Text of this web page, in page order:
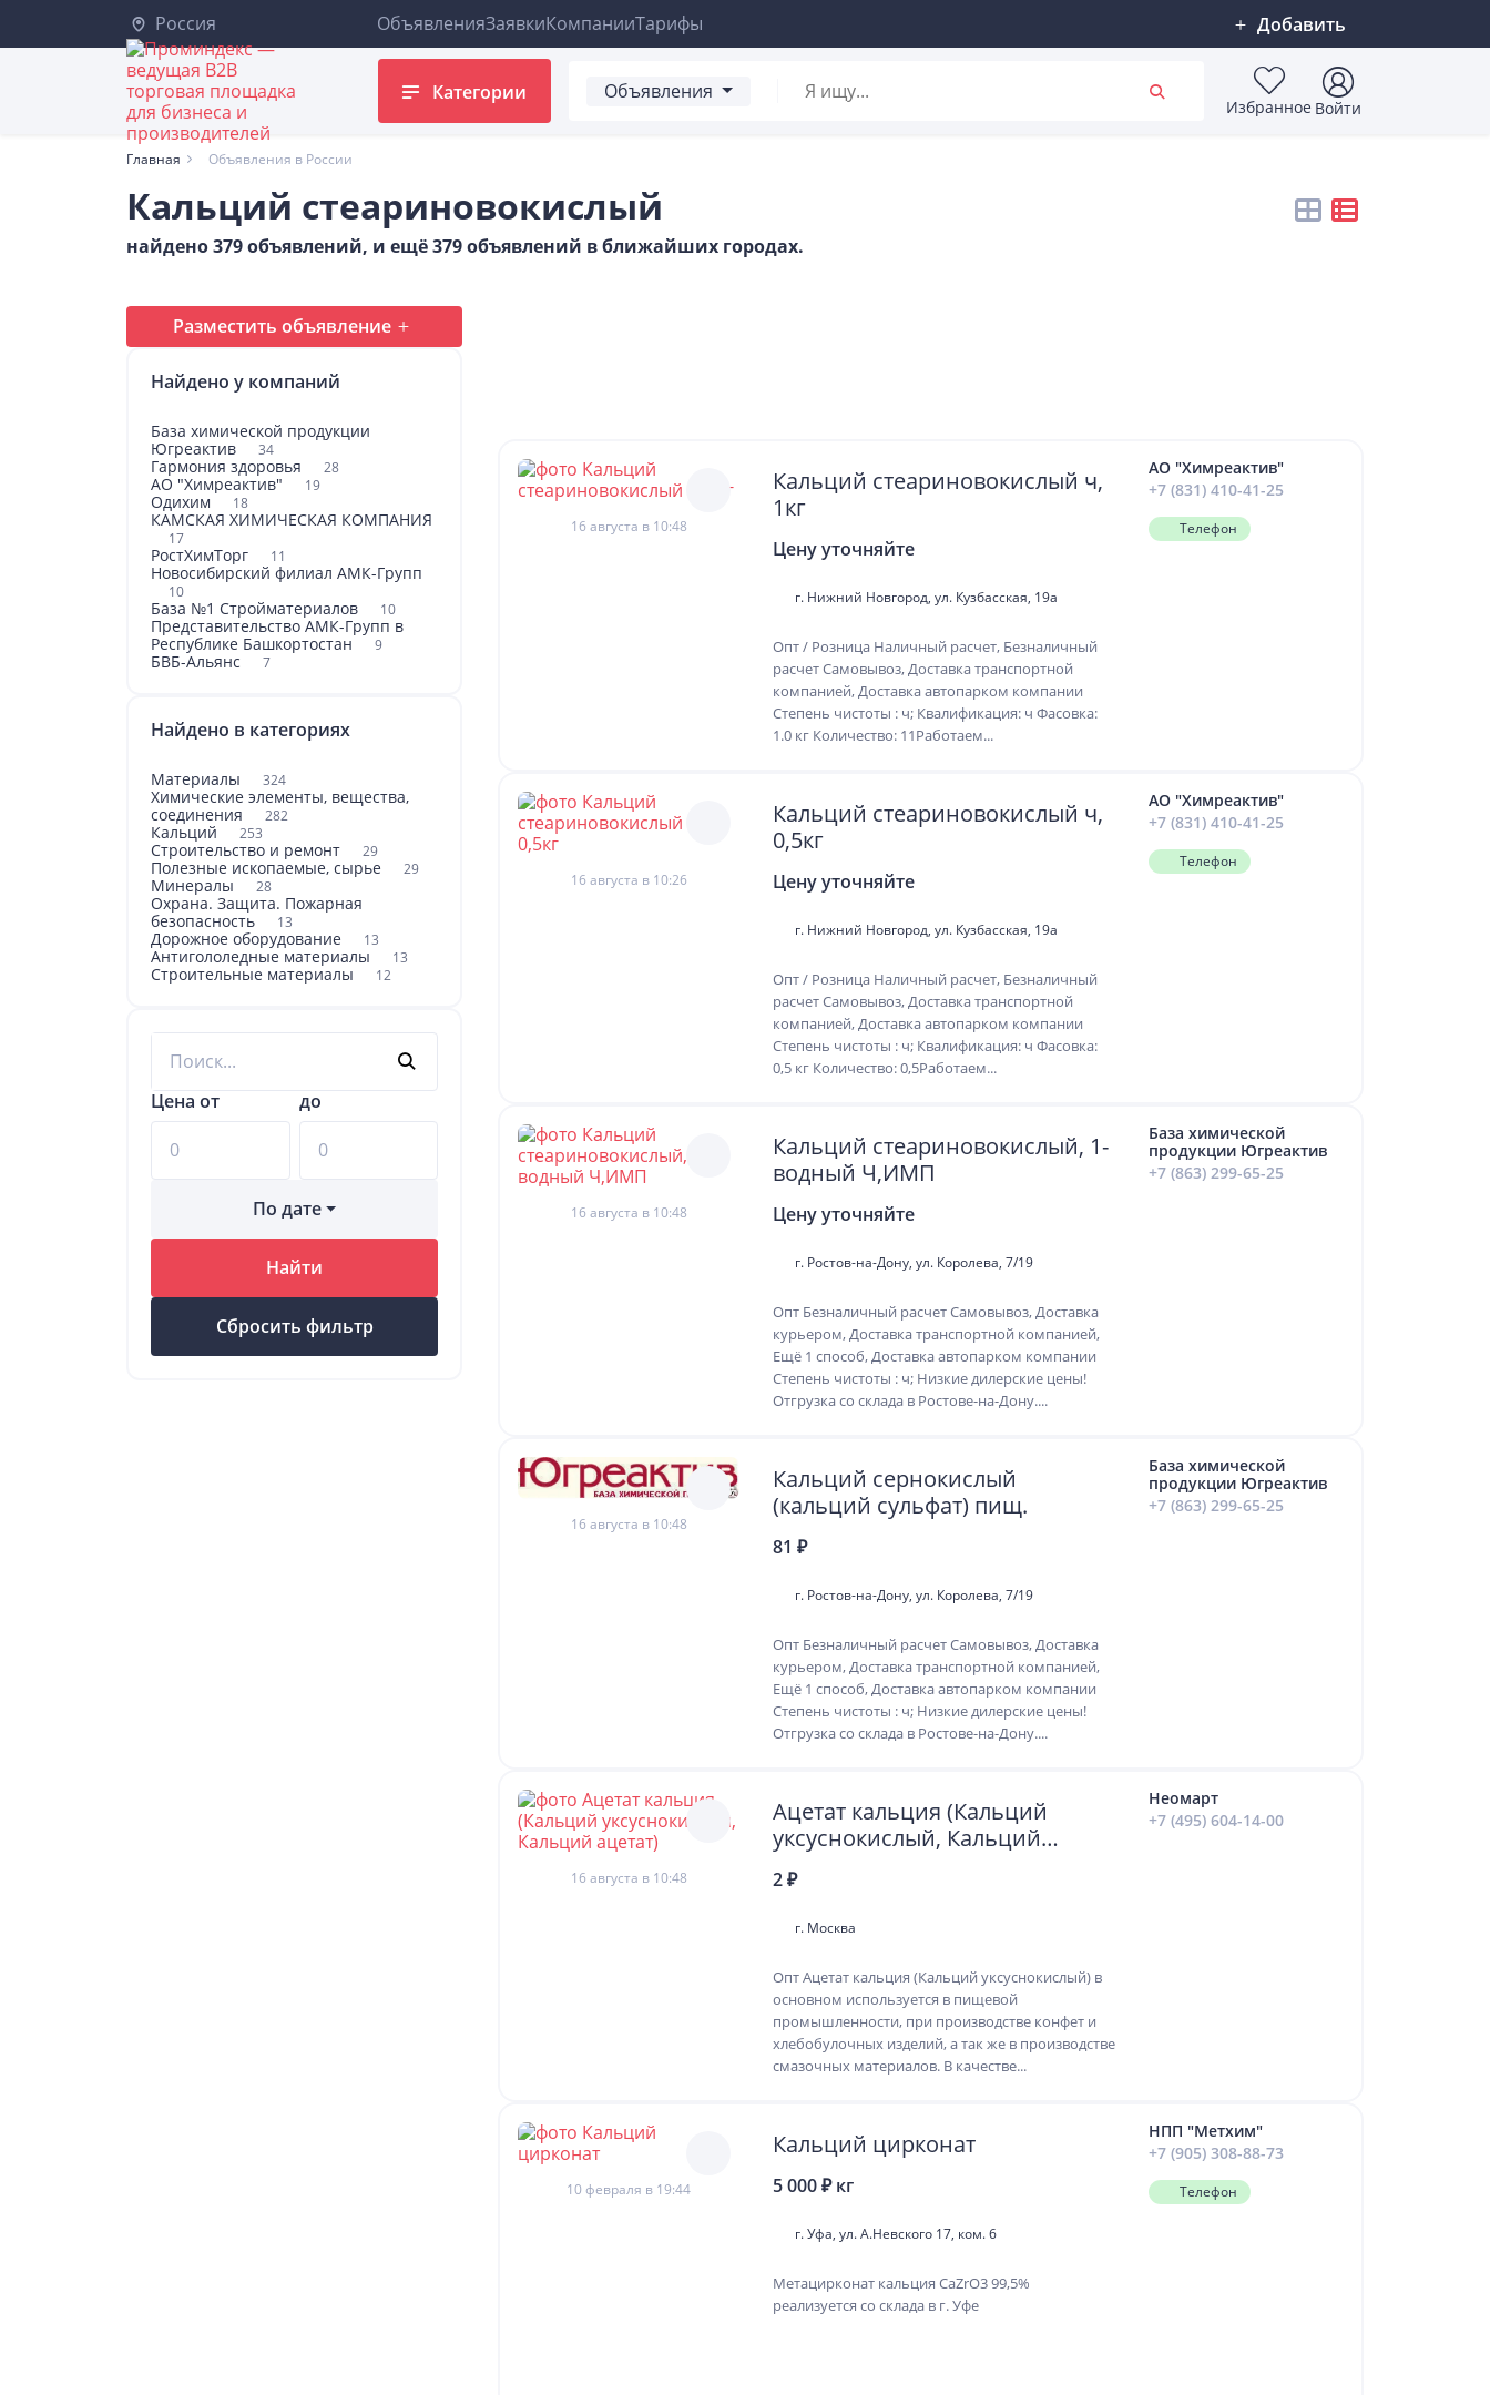
Россия ОбъявленияЗаявкиКомпанииТарифы Добавить
Категории Объявления
Избранное Войти
Главная Объявления в России
Кальций стеариновокислый
найдено 379 объявлений, и ещё 379 объявлений в ближайших городах.
Разместить объявление
Найдено у компаний
База химической продукции
Югреактив
34
Гармония здоровья 28
АО "Химреактив" 19
Одихим 18
КАМСКАЯ ХИМИЧЕСКАЯ КОМПАНИЯ
17
РостХимТорг 11
Новосибирский филиал АМК-Групп
10
База №1 Стройматериалов 10
Представительство АМК-Групп в
Республике Башкортостан
9
БВБ-Альянс 7
Найдено в категориях
Материалы 324
Химические элементы, вещества,
соединения
282
Кальций 253
Строительство и ремонт 29
Полезные ископаемые, сырье 29
Минералы 28
Охрана. Защита. Пожарная
безопасность
13
Дорожное оборудование 13
Антигололедные материалы 13
Строительные материалы 12
Цена от до
По дате
Найти
Сбросить фильтр
16 августа в 10:48
Кальций стеариновокислый ч,
1кг
Цену уточняйте
г. Нижний Новгород, ул. Кузбасская, 19а
Опт / Розница Наличный расчет, Безналичный
расчет Самовывоз, Доставка транспортной
компанией, Доставка автопарком компании
Степень чистоты : ч; Квалификация: ч Фасовка:
1.0 кг Количество: 11Работаем...
АО "Химреактив"
+7 (831) 410-41-25
Телефон
16 августа в 10:26
Кальций стеариновокислый ч,
0,5кг
Цену уточняйте
г. Нижний Новгород, ул. Кузбасская, 19а
Опт / Розница Наличный расчет, Безналичный
расчет Самовывоз, Доставка транспортной
компанией, Доставка автопарком компании
Степень чистоты : ч; Квалификация: ч Фасовка:
0,5 кг Количество: 0,5Работаем...
АО "Химреактив"
+7 (831) 410-41-25
Телефон
16 августа в 10:48
Кальций стеариновокислый, 1-
водный Ч,ИМП
Цену уточняйте
г. Ростов-на-Дону, ул. Королева, 7/19
Опт Безналичный расчет Самовывоз, Доставка
курьером, Доставка транспортной компанией,
Ещё 1 способ, Доставка автопарком компании
Степень чистоты : ч; Низкие дилерские цены!
Отгрузка со склада в Ростове-на-Дону....
База химической
продукции Югреактив
+7 (863) 299-65-25
16 августа в 10:48
Кальций сернокислый
(кальций сульфат) пищ.
81 ₽
г. Ростов-на-Дону, ул. Королева, 7/19
Опт Безналичный расчет Самовывоз, Доставка
курьером, Доставка транспортной компанией,
Ещё 1 способ, Доставка автопарком компании
Степень чистоты : ч; Низкие дилерские цены!
Отгрузка со склада в Ростове-на-Дону....
База химической
продукции Югреактив
+7 (863) 299-65-25
16 августа в 10:48
Ацетат кальция (Кальций
уксуснокислый, Кальций
ацетат)
2 ₽
г. Москва
Опт Ацетат кальция (Кальций уксуснокислый) в
основном используется в пищевой
промышленности, при производстве конфет и
хлебобулочных изделий, а так же в производстве
смазочных материалов. В качестве...
Неомарт
+7 (495) 604-14-00
10 февраля в 19:44
Кальций цирконат
5 000 ₽ кг
г. Уфа, ул. А.Невского 17, ком. 6
Метацирконат кальция CaZrO3 99,5%
реализуется со склада в г. Уфе
НПП "Метхим"
+7 (905) 308-88-73
Телефон